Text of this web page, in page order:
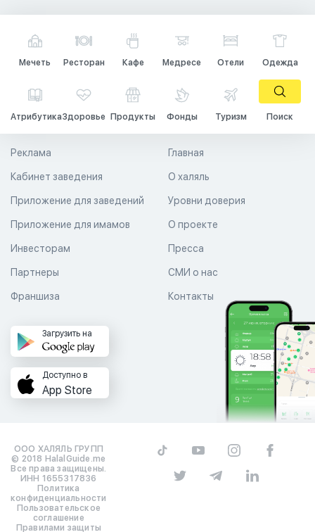
Мечеть Ресторан Кафе Медресе Отели Одежда
АтрибутикаЗдоровье Продукты Фонды Туризм Поиск
Главная
О халяль
Уровни доверия
Реклама
Кабинет заведения
Приложение для заведений
Приложение для имамов О проекте
Пресса
СМИ о нас
Контакты
Инвесторам
Партнеры
Франшиза
Загрузить на
Доступно в
App Store
ООО ХАЛЯЛЬ ГРУПП
© 2018 HalalGuide.me
Все права защищены.
ИНН 1655317836
Политика
конфиденциальности
Пользовательское
соглашение
Правилами защиты